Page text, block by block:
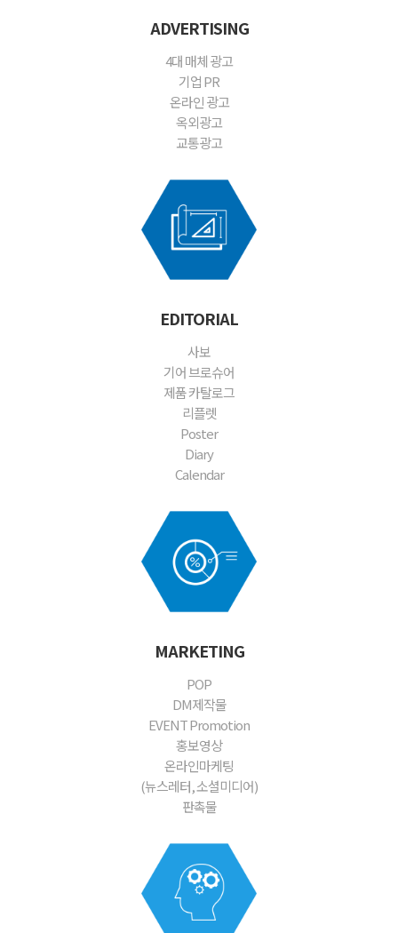
ADVERTISING
4대 매체 광고
기업 PR
온라인 광고
옥외광고
교통광고
EDITORIAL
사보
기어 브로슈어
제품 카탈로그
리플렛
Poster
Diary
Calendar
MARKETING
POP
DM제작물
EVENT Promotion
홍보영상
온라인마케팅
(뉴스레터, 소셜미디어)
판촉물